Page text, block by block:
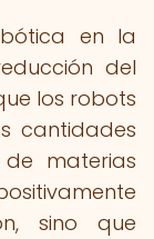
en la
del
los robots
cantidades
materias
sino que